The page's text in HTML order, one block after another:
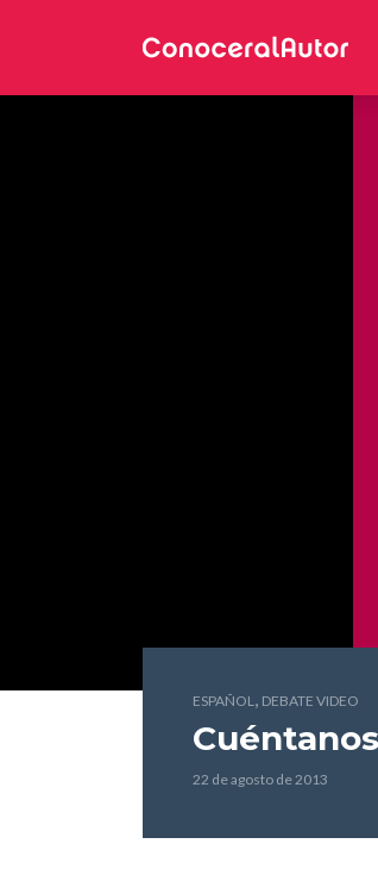
ESPAÑOL, DEBATE VIDEO
22 de agosto de 2013